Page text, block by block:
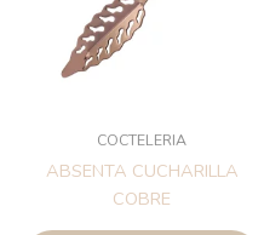
COCTELERIA
ABSENTA CUCHARILLA
COBRE